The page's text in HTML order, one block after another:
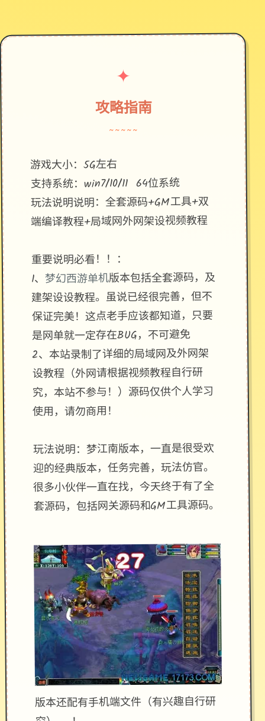
✦
攻略指南
~~~~~
游戏大小：5G左右
支持系统：win7/10/11 64位系统
玩法说明说明：全套源码+GM工具+双
端编译教程+局域网外网架设视频教程
重要说明必看！！：
1、梦幻西游单机版本包括全套源码，及
建架设设教程。虽说已经很完善，但不
保证完美！这点老手应该都知道，只要
是网单就一定存在BUG，不可避免
2、本站录制了详细的局域网及外网架
设教程（外网请根据视频教程自行研
究，本站不参与！）源码仅供个人学习
使用，请勿商用！
玩法说明：梦江南版本，一直是很受欢
迎的经典版本，任务完善，玩法仿官。
很多小伙伴一直在找，今天终于有了全
套源码，包括网关源码和GM工具源码。
版本还配有手机端文件（有兴趣自行研